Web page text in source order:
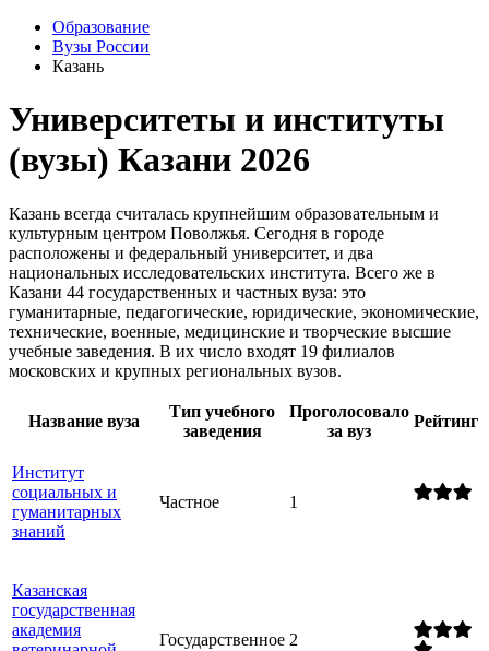
Образование
Вузы России
Казань
Университеты и институты
(вузы) Казани 2026
Казань всегда считалась крупнейшим образовательным и
культурным центром Поволжья. Сегодня в городе
расположены и федеральный университет, и два
национальных исследовательских института. Всего же в
Казани 44 государственных и частных вуза: это
гуманитарные, педагогические, юридические, экономические,
технические, военные, медицинские и творческие высшие
учебные заведения. В их число входят 19 филиалов
московских и крупных региональных вузов.
Название вуза
Тип учебного
заведения
Проголосовало
за вуз
Рейтинг
Институт
социальных и
гуманитарных
знаний
Частное 1
Казанская
государственная
академия
Государственное 2